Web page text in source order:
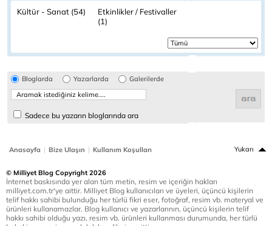
Kültür - Sanat (54) Etkinlikler / Festivaller
(1)
Bloglarda Yazarlarda Galerilerde
Sadece bu yazarın bloglarında ara
Anasayfa | Bize Ulaşın | Kullanım Koşulları Yukarı
© Milliyet Blog Copyright 2026
İnternet baskısında yer alan tüm metin, resim ve içeriğin hakları
milliyet.com.tr'ye aittir. Milliyet Blog kullanıcıları ve üyeleri, üçüncü kişilerin
telif hakkı sahibi bulunduğu her türlü fikri eser, fotoğraf, resim vb. materyal ve
ürünleri kullanamazlar. Blog kullanıcı ve yazarlarının, üçüncü kişilerin telif
hakkı sahibi olduğu yazı, resim vb. ürünleri kullanması durumunda, her türlü